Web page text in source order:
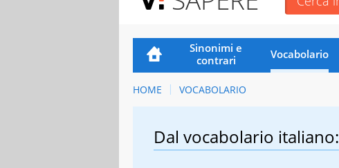
Sinonimi e
contrari
Vocabolario
HOME VOCABOLARIO
Dal vocabolario italiano: